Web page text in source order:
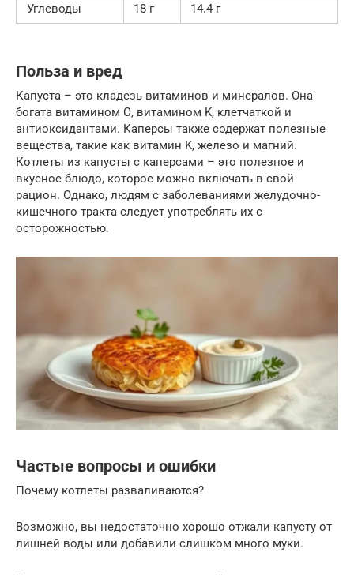
Углеводы
18 г 14.4 г
Польза и вред
Капуста – это кладезь витаминов и минералов. Она
богата витамином C, витамином K, клетчаткой и
антиоксидантами. Каперсы также содержат полезные
вещества, такие как витамин K, железо и магний.
Котлеты из капусты с каперсами – это полезное и
вкусное блюдо, которое можно включать в свой
рацион. Однако, людям с заболеваниями желудочно-
кишечного тракта следует употреблять их с
осторожностью.
Частые вопросы и ошибки
Почему котлеты разваливаются?
Возможно, вы недостаточно хорошо отжали капусту от
лишней воды или добавили слишком много муки.